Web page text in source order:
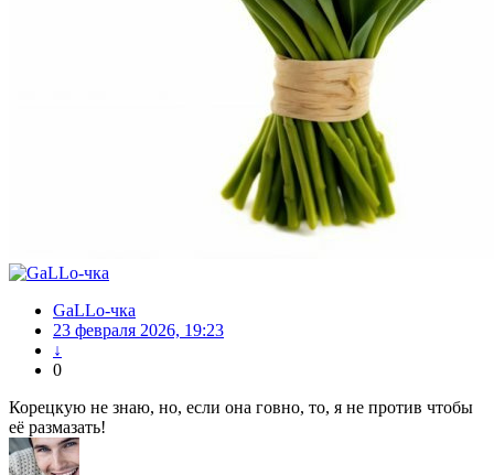
GaLLo-чка
23 февраля 2026, 19:23
↓
0
Корецкую не знаю, но, если она говно, то, я не против чтобы
её размазать!